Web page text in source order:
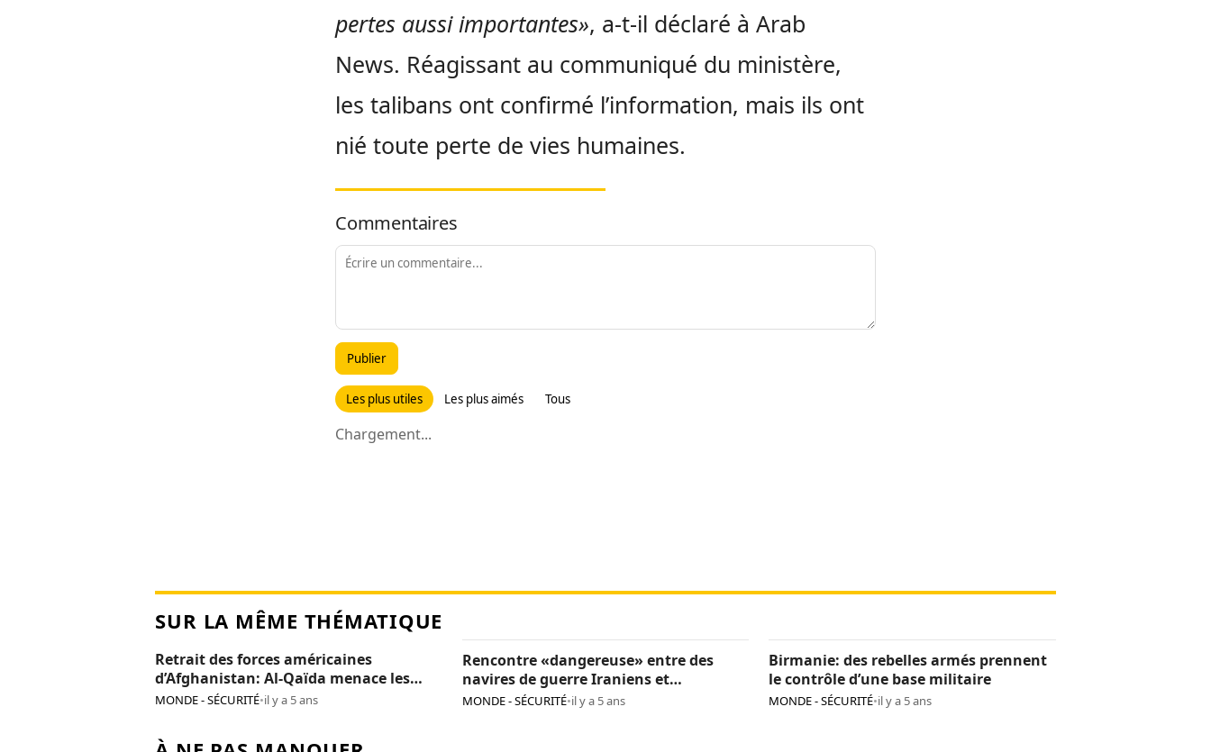
pertes aussi importantes», a-t-il déclaré à Arab
News. Réagissant au communiqué du ministère,
les talibans ont confirmé l’information, mais ils ont
nié toute perte de vies humaines.
Commentaires
Publier
Les plus utiles Les plus aimés Tous
Chargement...
SUR LA MÊME THÉMATIQUE
Retrait des forces américaines
d’Afghanistan: Al-Qaïda menace les
Etats-Unis d’une «guerre sur tous les
MONDE - SÉCURITÉ•il y a 5 ans
Rencontre «dangereuse» entre des
navires de guerre Iraniens et
Américains dans le golfe Persique
MONDE - SÉCURITÉ•il y a 5 ans
Birmanie: des rebelles armés prennent
le contrôle d’une base militaire
MONDE - SÉCURITÉ•il y a 5 ans